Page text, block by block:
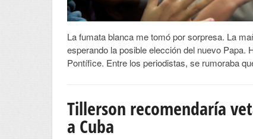
La fumata blanca me tomó por sorpresa. La
esperando la posible elección del nuevo Papa.
Pontífice. Entre los periodistas, se rumoraba
Tillerson recomendaría
a Cuba